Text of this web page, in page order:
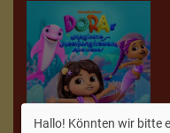
Hallo! Könnten wir bitte